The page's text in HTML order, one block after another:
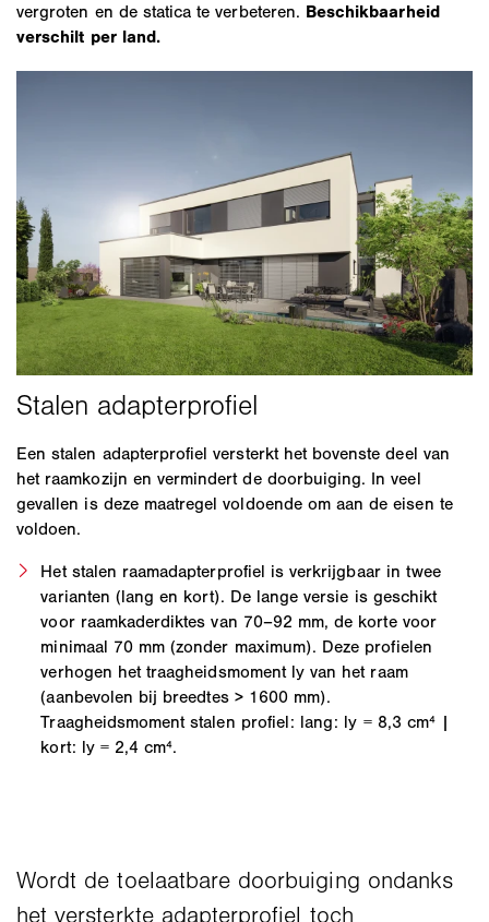
vergroten en de statica te verbeteren. Beschikbaarheid
verschilt per land.
Een stalen adapterprofiel versterkt het bovenste deel van
het raamkozijn en vermindert de doorbuiging. In veel
gevallen is deze maatregel voldoende om aan de eisen te
voldoen.
Het stalen raamadapterprofiel is verkrijgbaar in twee
varianten (lang en kort). De lange versie is geschikt
voor raamkaderdiktes van 70–92 mm, de korte voor
minimaal 70 mm (zonder maximum). Deze profielen
verhogen het traagheidsmoment ly van het raam
(aanbevolen bij breedtes > 1600 mm).
Traagheidsmoment stalen profiel: lang: ly = 8,3 cm⁴ |
kort: ly = 2,4 cm⁴.
Wordt de toelaatbare doorbuiging ondanks
het versterkte adapterprofiel toch